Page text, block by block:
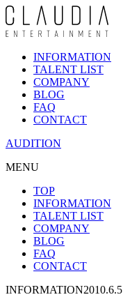
INFORMATION
TALENT LIST
COMPANY
BLOG
FAQ
CONTACT
AUDITION
MENU
TOP
INFORMATION
TALENT LIST
COMPANY
BLOG
FAQ
CONTACT
INFORMATION2010.6.5